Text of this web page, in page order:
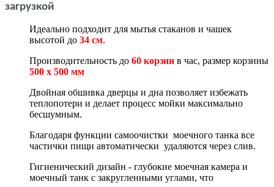
загрузкой
Идеально подходит для мытья стаканов и чашек
высотой до 34 см.
Производительность до 60 корзин в час, размер корзины
500 х 500 мм
Двойная обшивка дверцы и дна позволяет избежать
теплопотери и делает процесс мойки максимально
бесшумным.
Благодаря функции самоочистки моечного танка все
частички пищи автоматически удаляются через слив.
Гигиенический дизайн - глубокие моечная камера и
моечный танк с закругленными углами, что